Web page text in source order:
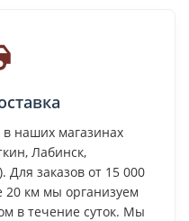
в наших магазинах
Лабинск,
Для заказов от 15 000
20 км мы организуем
в течение суток. Мы